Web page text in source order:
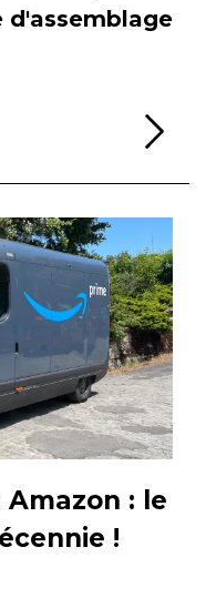
d'assemblage
: le
!